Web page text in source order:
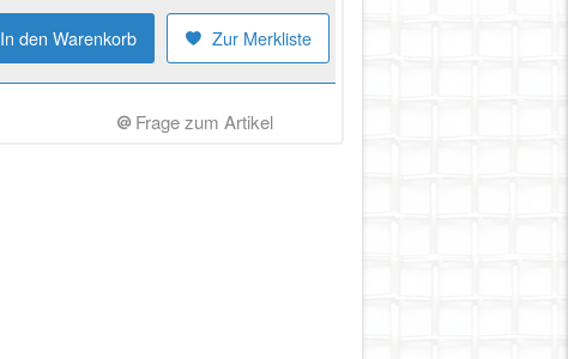
Zur Merkliste
In den Warenkorb
Frage zum Artikel